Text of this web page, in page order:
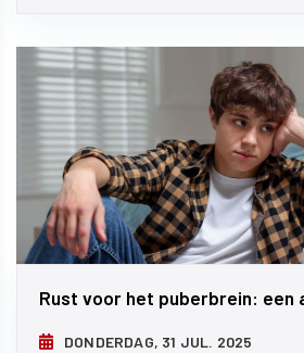
Rust voor het puberbrein: een
DONDERDAG, 31 JUL. 2025